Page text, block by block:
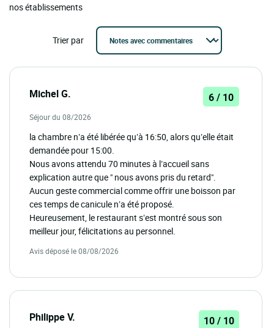
nos établissements
Trier par
Michel G. 6 / 10
Séjour du 08/2026
la chambre n’a été libérée qu’à 16:50, alors qu’elle était
demandée pour 15:00.
Nous avons attendu 70 minutes à l’accueil sans
explication autre que " nous avons pris du retard".
Aucun geste commercial comme offrir une boisson par
ces temps de canicule n’a été proposé.
Heureusement, le restaurant s’est montré sous son
meilleur jour, félicitations au personnel.
Avis déposé le 08/08/2026
Philippe V. 10 / 10